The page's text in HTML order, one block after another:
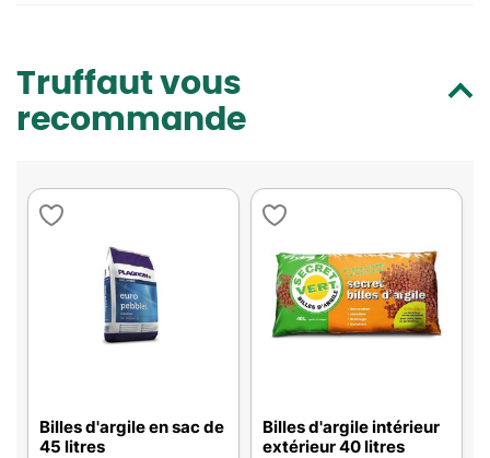
Truffaut vous
recommande
Billes d'argile en sac de
45 litres
Billes d'argile intérieur
extérieur 40 litres